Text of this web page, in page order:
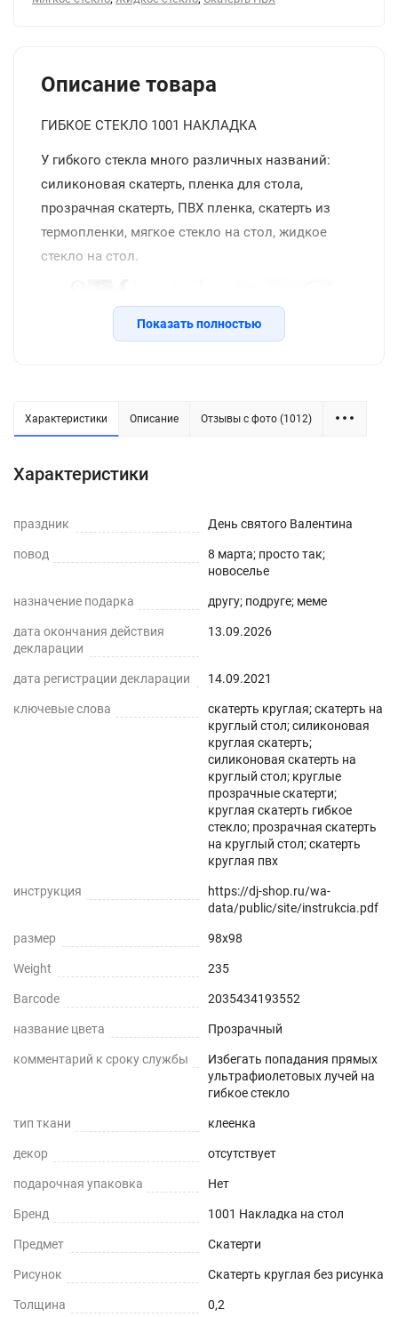
Описание товара
ГИБКОЕ СТЕКЛО 1001 НАКЛАДКА
У гибкого стекла много различных названий:
силиконовая скатерть, пленка для стола,
прозрачная скатерть, ПВХ пленка, скатерть из
термопленки, мягкое стекло на стол, жидкое
стекло на стол.
производства используется экологически
водонепроницаемости, нескользкости,
термостойкости (максимум до 70°С).
Легко мыть и протирать
Защита поверхности стола от отпечатков
пальцев, пыли, грязи и пятен жира.
Не скрывает натуральный цвет вашего стола
Приглушает звон столовых приборов.
До 5 лет использования
Безопасно
Не желтеет со временем
При использовании в помещении
Прочность и износостойкость
Показать полностью
Характеристики Описание Отзывы с фото (1012)
Характеристики
праздник День святого Валентина
повод
8 марта; просто так;
новоселье
назначение подарка другу; подруге; меме
дата окончания действия
декларации
13.09.2026
дата регистрации декларации 14.09.2021
ключевые слова
скатерть круглая; скатерть на
круглый стол; силиконовая
круглая скатерть;
силиконовая скатерть на
круглый стол; круглые
прозрачные скатерти;
круглая скатерть гибкое
стекло; прозрачная скатерть
на круглый стол; скатерть
круглая пвх
инструкция
https://dj-shop.ru/wa-
data/public/site/instrukcia.pdf
размер 98x98
Weight 235
Barcode 2035434193552
название цвета Прозрачный
комментарий к сроку службы
Избегать попадания прямых
ультрафиолетовых лучей на
гибкое стекло
тип ткани клеенка
декор отсутствует
подарочная упаковка Нет
Бренд 1001 Накладка на стол
Предмет Скатерти
Рисунок Скатерть круглая без рисунка
Толщина 0,2